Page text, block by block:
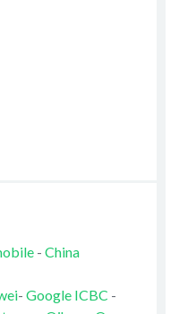
- China
- Google ICBC -